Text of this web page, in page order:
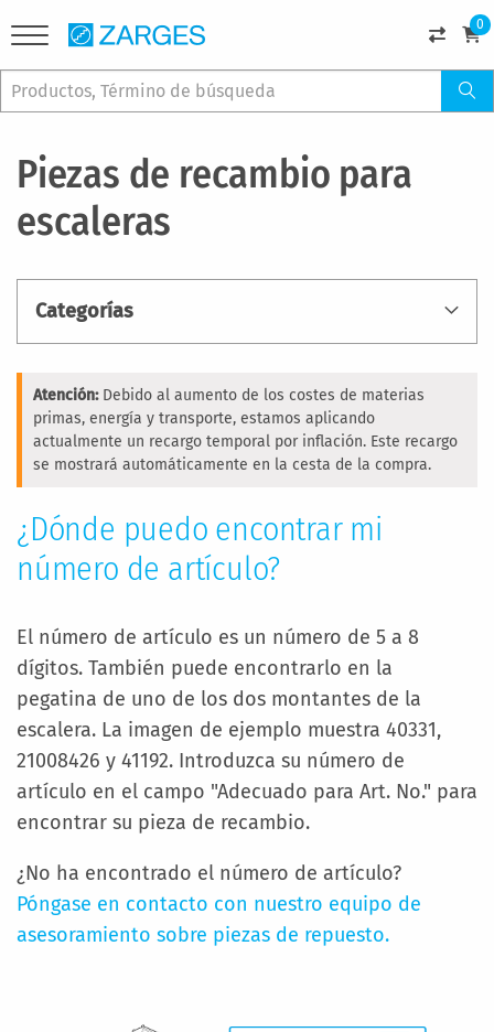
0
Piezas de recambio para
escaleras
Atención:Debido al aumento de los costes de materias
primas, energía y transporte, estamos aplicando
actualmente un recargo temporal por inflación. Este recargo
se mostrará automáticamente en la cesta de la compra.
¿Dónde puedo encontrar mi
número de artículo?
El número de artículo es un número de 5 a 8
dígitos. También puede encontrarlo en la
pegatina de uno de los dos montantes de la
escalera. La imagen de ejemplo muestra 40331,
21008426 y 41192. Introduzca su número de
artículo en el campo "Adecuado para Art. No." para
encontrar su pieza de recambio.
¿No ha encontrado el número de artículo?
Póngase en contacto con nuestro equipo de
asesoramiento sobre piezas de repuesto.
Categorías